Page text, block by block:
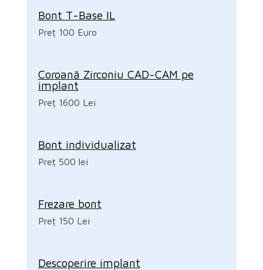
Bont T-Base IL
Preț 100 Euro
Coroană Zirconiu CAD-CAM pe
implant
Preț 1600 Lei
Bont individualizat
Preț 500 lei
Frezare bont
Preț 150 Lei
Descoperire implant